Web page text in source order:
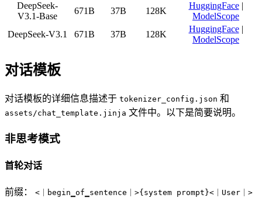
DeepSeek-
V3.1-Base
671B 37B 128K
HuggingFace|
ModelScope
DeepSeek-V3.1
671B 37B 128K
HuggingFace|
ModelScope
对话模板
对话模板的详细信息描述于 tokenizer_config.json 和
assets/chat_template.jinja 文件中。以下是简要说明。
非思考模式
首轮对话
前缀： <｜begin▁of▁sentence｜>{system prompt}<｜User｜>